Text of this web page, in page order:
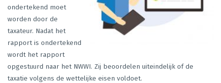
ondertekend moet
worden door de
taxateur. Nadat het
rapport is ondertekend
wordt het rapport
opgestuurd naar het NWWI. Zij beoordelen uiteindelijk of de
taxatie volgens de wettelijke eisen voldoet.